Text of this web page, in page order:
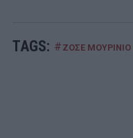
TAGS: # ΖΟΣΕ ΜΟΥΡΙΝΙΟ